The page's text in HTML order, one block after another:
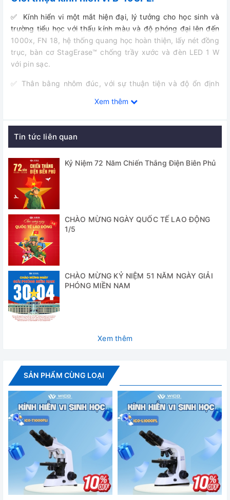
✅ Kính hiển vi một mắt hiện đại, lý tưởng cho học sinh và
trường tiểu học với thấu kính màu và độ phóng đại lên đến
1000x, FN 18, hệ thống quang học hoàn thiện, lấy nét đồng
trục, bàn cơ StagErase™ chống trầy xước và đèn LED 1 W
với pin sạc.
✅ Thân bằng nhôm đúc, với sự thuận tiện và độ ổn định
mốc
✅ Nguồn sáng loại X-LED với đèn LED ánh sáng trắng; điều
khiển cường độ sáng bởi một núm xoay bên trái thân kính.
✅ Điều chỉnh thô và chỉnh tinh đồng trục (độ chia,
0.002mm) với cơ cấu giới hạn phía trên, tránh vật kính va
chạm vào mẫu. Có khả năng điều chỉnh độ căng của núm
vặn.
✅ Mâm kính hai lớp với hệ thống dịch chuyển cơ, kích thước
125x115mm, khoảng dịch chuyển theo chiều X-Y là 76×30,
hệ thống kẹp tiêu bản sử dụng cho một tiêu bản. Có thang
chia trên cả hai chiều, độ chia 0,1 mm.
✅ Kính hiển vi B-193PL được sử dụng rất rộng rãi trong các
lĩnh vực như: giáo dục, nông nghiệp, y tế, công nghệ sinh
học, dược phẩm, thực phẩm…
Thông số kỹ thuật
Đầu kính Nghiêng 30°, xoay 360°
Thị kính WF10x / 18mm
Vật kính 4x, 10x, 40x, S100x
Độ phóng đại
tối đa
1000 lần
Bàn mẫu Dạng cơ học trục XY
Đèn LED 3W
Xem thêm
Tin tức liên quan
Kỷ Niệm 72 Năm Chiến Thắng Điện Biên Phủ
CHÀO MỪNG NGÀY QUỐC TẾ LAO ĐỘNG
1/5
CHÀO MỪNG KỶ NIỆM 51 NĂM NGÀY GIẢI
PHÓNG MIỀN NAM
Xem thêm
SẢN PHẨM CÙNG LOẠI